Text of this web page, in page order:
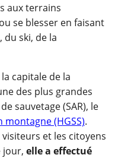
aux terrains
se blesser en faisant
du ski, de la
capitale de la
des plus grandes
sauvetage (SAR), le
(HGSS).
et les citoyens
jour, elle a effectué